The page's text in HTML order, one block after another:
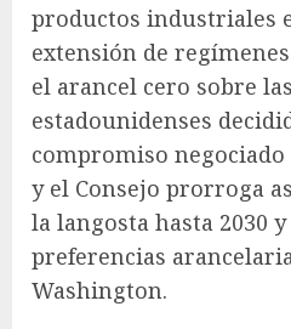
productos industriales
extensión de
el arancel cero sobre
estadounidenses
compromiso
y el Consejo prorroga
la langosta hasta 2030
preferencias
Washington.